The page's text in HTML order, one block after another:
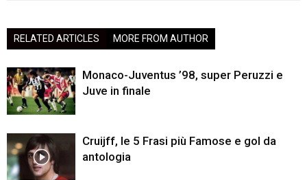
RELATED ARTICLES MORE FROM AUTHOR
Monaco-Juventus ’98, super Peruzzi e
Juve in finale
Cruijff, le 5 Frasi più Famose e gol da
antologia